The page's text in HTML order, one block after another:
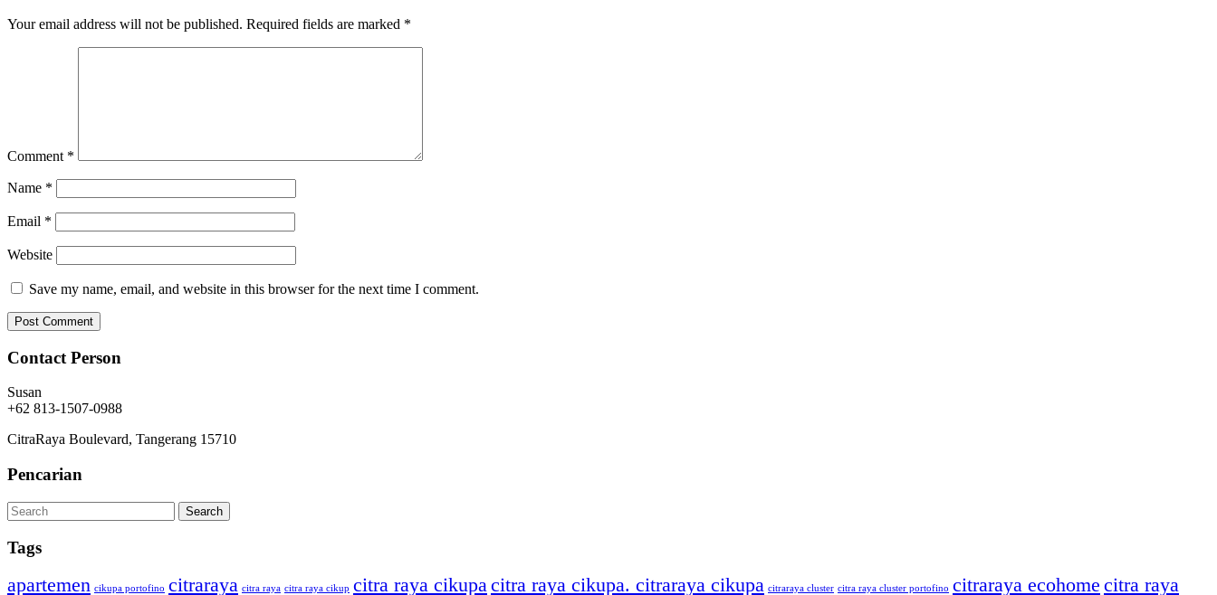
Your email address will not be published. Required fields are marked *
Comment *
Name *
Email *
Website
Save my name, email, and website in this browser for the next time I comment.
Contact Person
Susan
+62 813-1507-0988
CitraRaya Boulevard, Tangerang 15710
Pencarian
Tags
apartemen cikupa portofino citraraya citra raya citra raya cikup citra raya cikupacitra raya cikupa. citraraya cikupa citraraya cluster citra raya cluster portofino citraraya ecohome citra raya